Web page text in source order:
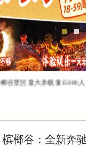
最大承载量15000人，最
间有调整，具体安排：1月
调整的公告：调整后：淡
槟榔谷：全新奔